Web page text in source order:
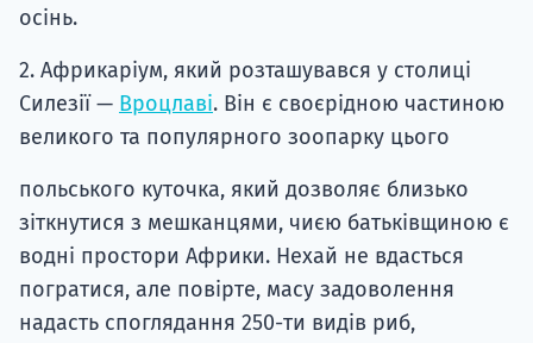
осінь.
2. Африкаріум, який розташувався у столиці
Силезії — Вроцлаві. Він є своєрідною частиною
великого та популярного зоопарку цього
польського куточка, який дозволяє близько
зіткнутися з мешканцями, чиєю батьківщиною є
водні простори Африки. Нехай не вдасться
погратися, але повірте, масу задоволення
надасть споглядання 250-ти видів риб,